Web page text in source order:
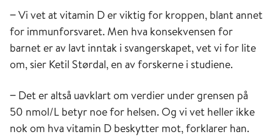
‒ Vi vet at vitamin D er viktig for kroppen, blant annet
for immunforsvaret. Men hva konsekvensen for
barnet er av lavt inntak i svangerskapet, vet vi for lite
om, sier Ketil Størdal, en av forskerne i studiene.
‒ Det er altså uavklart om verdier under grensen på
50 nmol/L betyr noe for helsen. Og vi vet heller ikke
nok om hva vitamin D beskytter mot, forklarer han.